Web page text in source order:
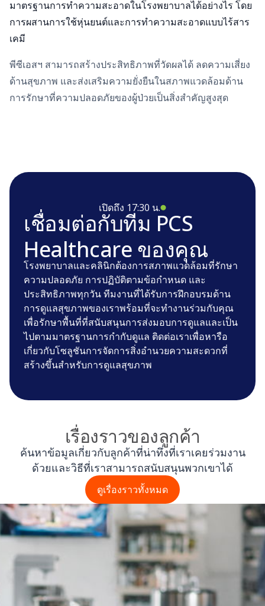
มาตรฐานการทำความสะอาดในโรงพยาบาลได้อย่างไร โดย
การผสานการใช้หุ่นยนต์และการทำความสะอาดแบบไร้สาร
เคมี
พีซีเอสฯ สามารถสร้างประสิทธิภาพที่วัดผลได้ ลดความเสี่ยง
ด้านสุขภาพ และส่งเสริมความยั่งยืนในสภาพแวดล้อมด้าน
การรักษาที่ความปลอดภัยของผู้ป่วยเป็นสิ่งสำคัญสูงสุด
เปิดถึง 17:30 น.
เชื่อมต่อกับทีม PCS
Healthcare ของคุณ
โรงพยาบาลและคลินิกต้องการสภาพแวดล้อมที่รักษา
ความปลอดภัย การปฏิบัติตามข้อกําหนด และ
ประสิทธิภาพทุกวัน ทีมงานที่ได้รับการฝึกอบรมด้าน
การดูแลสุขภาพของเราพร้อมที่จะทํางานร่วมกับคุณ
เพื่อรักษาพื้นที่ที่สนับสนุนการส่งมอบการดูแลและเป็น
ไปตามมาตรฐานการกํากับดูแล ติดต่อเราเพื่อหารือ
เกี่ยวกับโซลูชันการจัดการสิ่งอํานวยความสะดวกที่
สร้างขึ้นสําหรับการดูแลสุขภาพ
เรื่องราวของลูกค้า
ค้นหาข้อมูลเกี่ยวกับลูกค้าที่น่าทึ่งที่เราเคยร่วมงาน
ด้วยและวิธีที่เราสามารถสนับสนุนพวกเขาได้
ดูเรื่องราวทั้งหมด